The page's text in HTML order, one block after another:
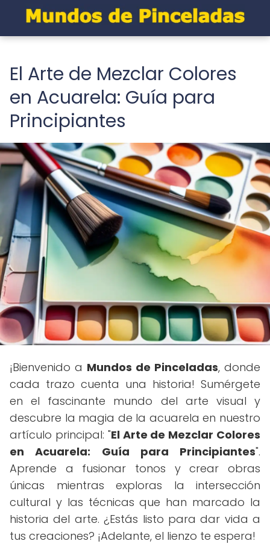
El Arte de Mezclar Colores
en Acuarela: Guía para
Principiantes
¡Bienvenido a Mundos de Pinceladas, donde
cada trazo cuenta una historia! Sumérgete
en el fascinante mundo del arte visual y
descubre la magia de la acuarela en nuestro
artículo principal: "El Arte de Mezclar Colores
en Acuarela: Guía para Principiantes".
Aprende a fusionar tonos y crear obras
únicas mientras exploras la intersección
cultural y las técnicas que han marcado la
historia del arte. ¿Estás listo para dar vida a
tus creaciones? ¡Adelante, el lienzo te espera!